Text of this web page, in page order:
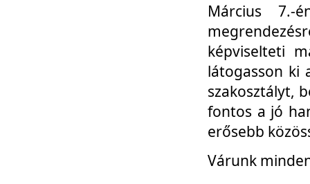
Március 7.-
képviselteti
látogasson ki
szakosztályt,
fontos a jó
erősebb
Várunk